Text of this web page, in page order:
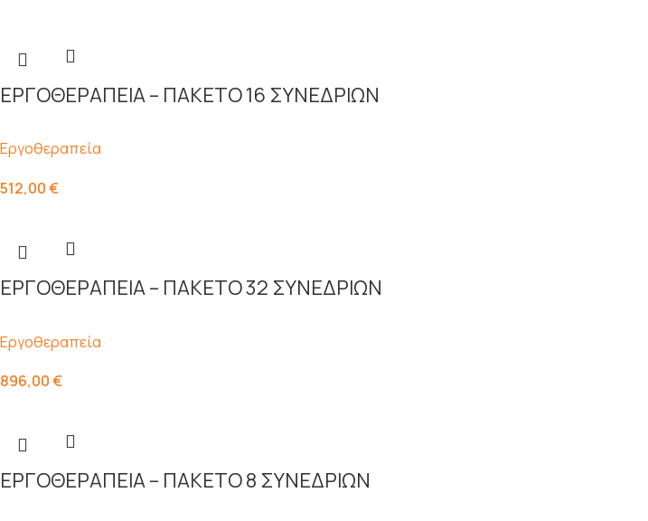
ΕΡΓΟΘΕΡΑΠΕΙΑ – ΠΑΚΕΤΟ 16 ΣΥΝΕΔΡΙΩΝ
Εργοθεραπεία
512,00€
ΕΡΓΟΘΕΡΑΠΕΙΑ – ΠΑΚΕΤΟ 32 ΣΥΝΕΔΡΙΩΝ
Εργοθεραπεία
896,00€
ΕΡΓΟΘΕΡΑΠΕΙΑ – ΠΑΚΕΤΟ 8 ΣΥΝΕΔΡΙΩΝ